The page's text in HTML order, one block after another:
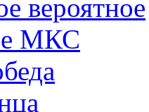
вероятное
МКС